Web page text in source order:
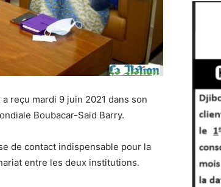
reçu mardi 9 juin 2021 dans son
Boubacar-Said Barry.
de contact indispensable pour la
entre les deux institutions.